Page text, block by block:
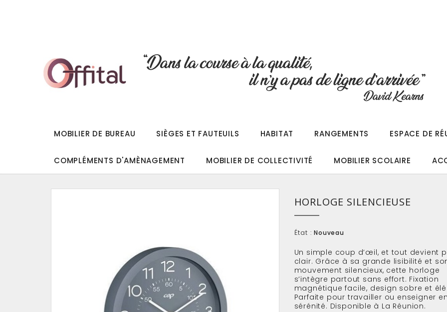
MOBILIER DE BUREAU SIÈGES ET FAUTEUILS HABITAT RANGEMENTS ESPACE DE
COMPLÉMENTS D'AMÈNAGEMENT MOBILIER DE COLLECTIVITÉ MOBILIER SCOLAIRE
HORLOGE SILENCIEUSE
État : Nouveau
Un simple coup d’œil, et tout devient
clair. Grâce à sa grande lisibilité et
mouvement silencieux, cette horloge
s’intègre partout sans effort. Fixation
magnétique facile, design sobre et
Parfaite pour travailler ou enseigner
sérénité. Disponible à La Réunion.